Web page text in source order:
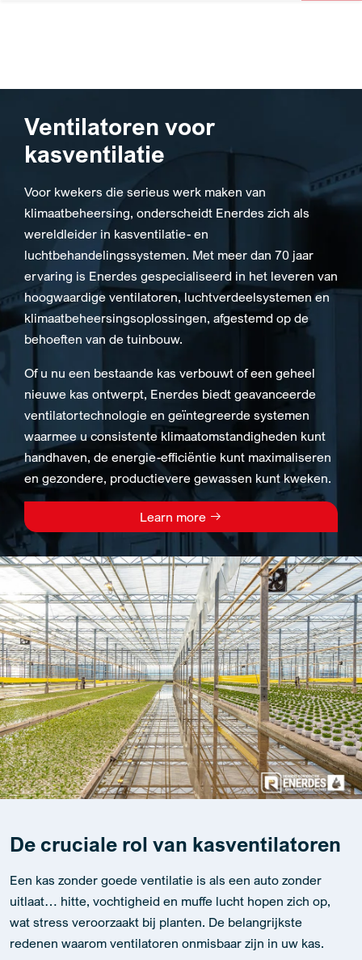
Ventilatoren voor
kasventilatie
Voor kwekers die serieus werk maken van
klimaatbeheersing, onderscheidt Enerdes zich als
wereldleider in kasventilatie- en
luchtbehandelingssystemen. Met meer dan 70 jaar
ervaring is Enerdes gespecialiseerd in het leveren van
hoogwaardige ventilatoren, luchtverdeelsystemen en
klimaatbeheersingsoplossingen, afgestemd op de
behoeften van de tuinbouw.
Of u nu een bestaande kas verbouwt of een geheel
nieuwe kas ontwerpt, Enerdes biedt geavanceerde
ventilatortechnologie en geïntegreerde systemen
waarmee u consistente klimaatomstandigheden kunt
handhaven, de energie-efficiëntie kunt maximaliseren
en gezondere, productievere gewassen kunt kweken.
Learn more
De cruciale rol van kasventilatoren
Een kas zonder goede ventilatie is als een auto zonder
uitlaat… hitte, vochtigheid en muffe lucht hopen zich op,
wat stress veroorzaakt bij planten. De belangrijkste
redenen waarom ventilatoren onmisbaar zijn in uw kas.